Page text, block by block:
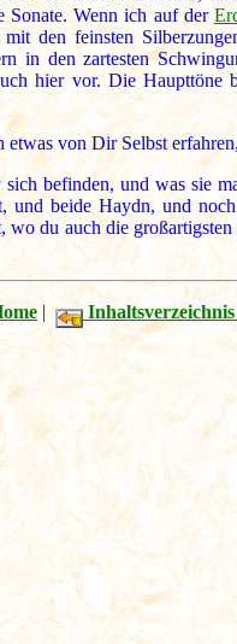
Sonate. Wenn ich auf der
mit den feinsten
in den zartesten
hier vor. Die Haupttöne
etwas von Dir Selbst
sich befinden, und was sie
und beide Haydn, und
wo du auch die
|